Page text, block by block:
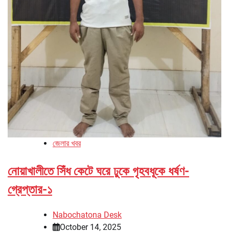
জেলার খবর
নোয়াখালীতে সিঁধ কেটে ঘরে ঢুকে গৃহবধূকে ধর্ষণ-
গ্রেপ্তার-১
Nabochatona Desk
October 14, 2025